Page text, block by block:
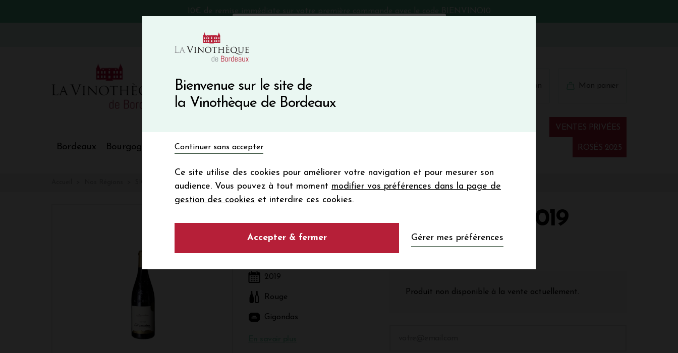
Bienvenue sur le site de
la Vinothèque de Bordeaux
Continuer sans accepter
Ce site utilise des cookies pour améliorer votre navigation et pour mesurer son
audience. Vous pouvez à tout moment modifier vos préférences dans la page de
gestion des cookies et interdire ces cookies.
Accepter & fermer Gérer mes préférences
VinoBlog
Bordeaux Bourgogne Nos Régions Vins du monde ROSÉS 2025
VENTES PRIVÉES
SIGNATURE D'ARTISTES
SIGNATURE D'ARTISTES 2019
Rouge - Rhône - Gigondas
2019
Rouge
Gigondas
Produit non disponible à la vente actuellement.
En m’abonnant, j’accepte de recevoir la newsletter de la
Vinothèque de Bordeaux.